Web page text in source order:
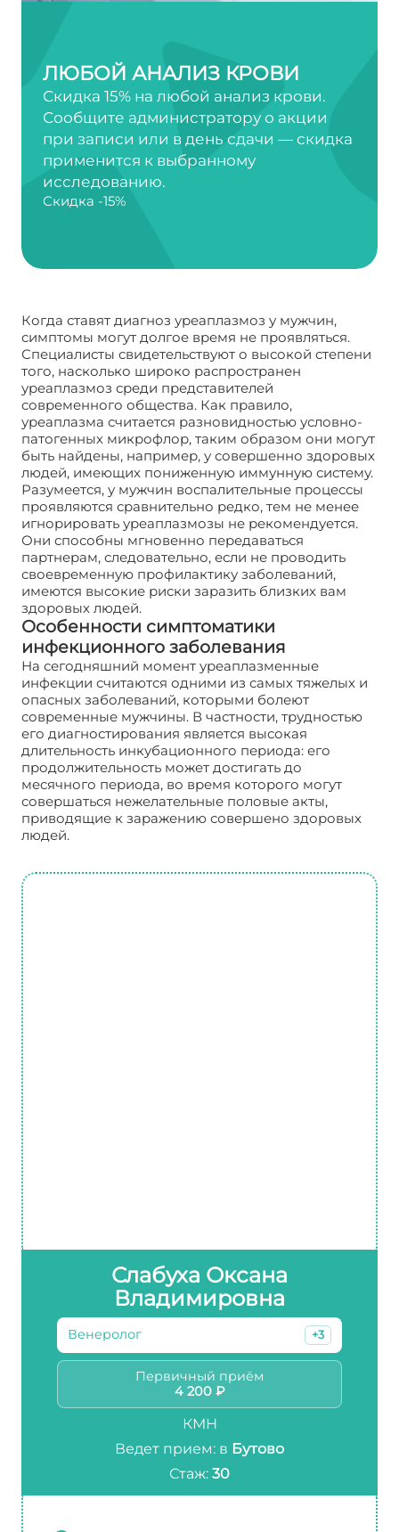
ЛЮБОЙ АНАЛИЗ КРОВИ
Скидка 15% на любой анализ крови.
Сообщите администратору о акции
при записи или в день сдачи — скидка
применится к выбранному
исследованию.
Скидка -15%
Когда ставят диагноз уреаплазмоз у мужчин,
симптомы могут долгое время не проявляться.
Специалисты свидетельствуют о высокой степени
того, насколько широко распространен
уреаплазмоз среди представителей
современного общества. Как правило,
уреаплазма считается разновидностью условно-
патогенных микрофлор, таким образом они могут
быть найдены, например, у совершенно здоровых
людей, имеющих пониженную иммунную систему.
Разумеется, у мужчин воспалительные процессы
проявляются сравнительно редко, тем не менее
игнорировать уреаплазмозы не рекомендуется.
Они способны мгновенно передаваться
партнерам, следовательно, если не проводить
своевременную профилактику заболеваний,
имеются высокие риски заразить близких вам
здоровых людей.
Особенности симптоматики
инфекционного заболевания
На сегодняшний момент уреаплазменные
инфекции считаются одними из самых тяжелых и
опасных заболеваний, которыми болеют
современные мужчины. В частности, трудностью
его диагностирования является высокая
длительность инкубационного периода: его
продолжительность может достигать до
месячного периода, во время которого могут
совершаться нежелательные половые акты,
приводящие к заражению совершено здоровых
людей.
Слабуха Оксана
Владимировна
Венеролог +3
Первичный приём
4 200 ₽
КМН
Ведет прием: в Бутово
Стаж: 30